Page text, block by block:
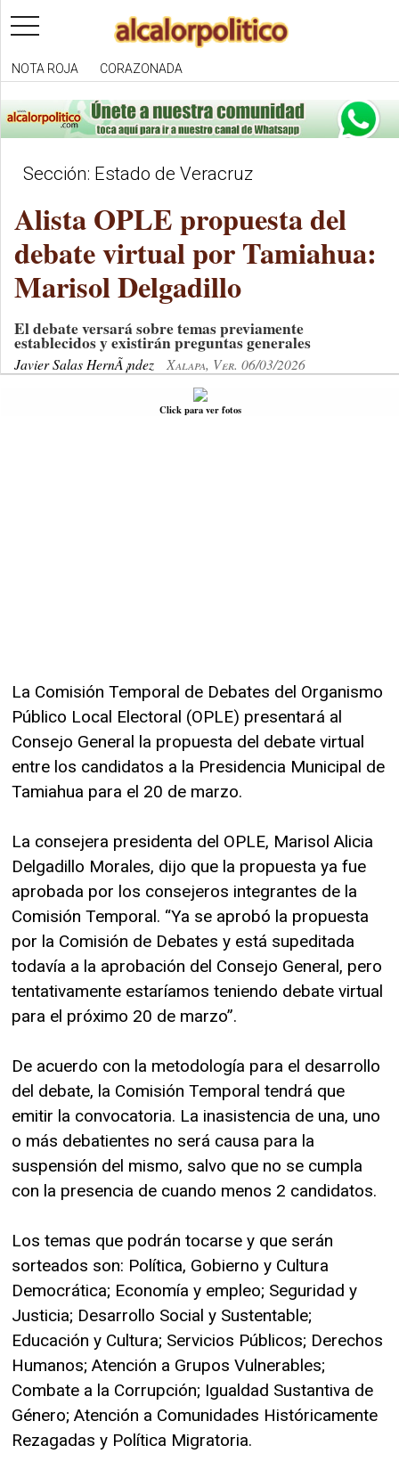
toggle
navigation
NOTA ROJA CORAZONADA
Sección: Estado de Veracruz
Alista OPLE propuesta del
debate virtual por Tamiahua:
Marisol Delgadillo
El debate versará sobre temas previamente
establecidos y existirán preguntas generales
Javier Salas HernÃ¡ndez Xalapa, Ver. 06/03/2026
Click para ver fotos
La Comisión Temporal de Debates del Organismo
Público Local Electoral (OPLE) presentará al
Consejo General la propuesta del debate virtual
entre los candidatos a la Presidencia Municipal de
Tamiahua para el 20 de marzo.
La consejera presidenta del OPLE, Marisol Alicia
Delgadillo Morales, dijo que la propuesta ya fue
aprobada por los consejeros integrantes de la
Comisión Temporal. “Ya se aprobó la propuesta
por la Comisión de Debates y está supeditada
todavía a la aprobación del Consejo General, pero
tentativamente estaríamos teniendo debate virtual
para el próximo 20 de marzo”.
De acuerdo con la metodología para el desarrollo
del debate, la Comisión Temporal tendrá que
emitir la convocatoria. La inasistencia de una, uno
o más debatientes no será causa para la
suspensión del mismo, salvo que no se cumpla
con la presencia de cuando menos 2 candidatos.
Los temas que podrán tocarse y que serán
sorteados son: Política, Gobierno y Cultura
Democrática; Economía y empleo; Seguridad y
Justicia; Desarrollo Social y Sustentable;
Educación y Cultura; Servicios Públicos; Derechos
Humanos; Atención a Grupos Vulnerables;
Combate a la Corrupción; Igualdad Sustantiva de
Género; Atención a Comunidades Históricamente
Rezagadas y Política Migratoria.